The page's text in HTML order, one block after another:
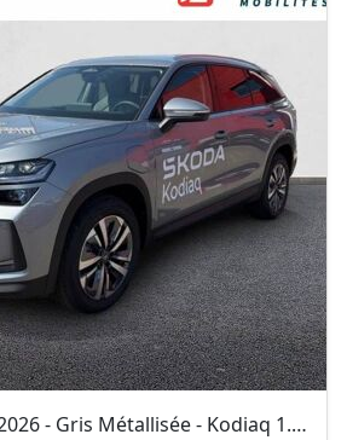
SKODA KODIAQ 2026 - Gris Métallisée - Kodiaq 1.5 TSI 204 ch PHEV DSG6 5pl...